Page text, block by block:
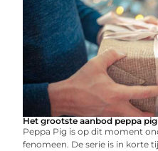
Het grootste aanbod peppa
Peppa Pig is op dit moment
fenomeen. De serie is in korte